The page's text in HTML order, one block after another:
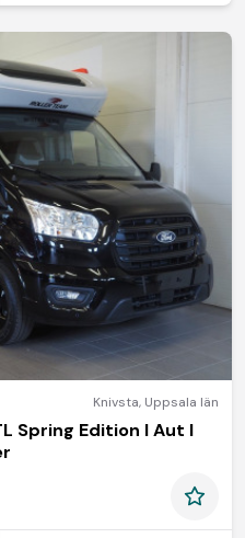
Knivsta, Uppsala län
Spring Edition I Aut I